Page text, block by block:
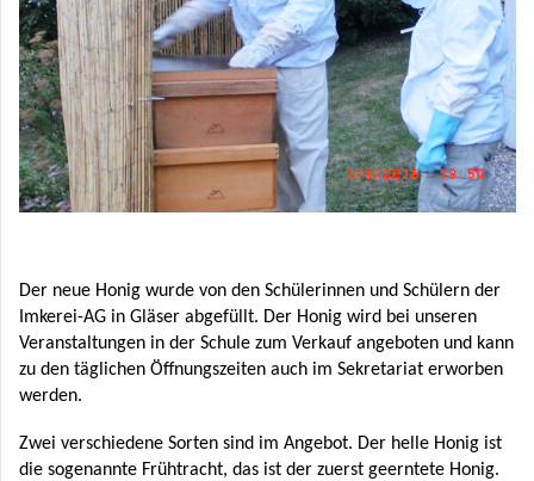
Der neue Honig wurde von den Schülerinnen und Schülern der
Imkerei-AG in Gläser abgefüllt. Der Honig wird bei unseren
Veranstaltungen in der Schule zum Verkauf angeboten und kann
zu den täglichen Öffnungszeiten auch im Sekretariat erworben
werden.
Zwei verschiedene Sorten sind im Angebot. Der helle Honig ist
die sogenannte Frühtracht, das ist der zuerst geerntete Honig.